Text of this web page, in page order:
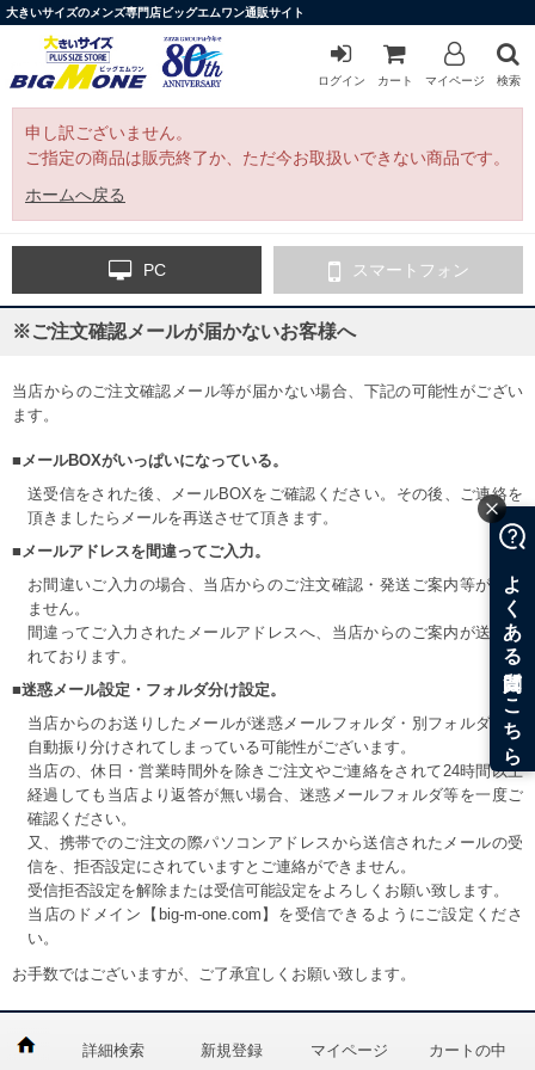
大きいサイズのメンズ専門店ビッグエムワン通販サイト
ログイン カート マイページ 検索
申し訳ございません。
ご指定の商品は販売終了か、ただ今お取扱いできない商品です。
ホームへ戻る
PC スマートフォン
※ご注文確認メールが届かないお客様へ
当店からのご注文確認メール等が届かない場合、下記の可能性がござい
ます。
■メールBOXがいっぱいになっている。
送受信をされた後、メールBOXをご確認ください。その後、ご連絡を
頂きましたらメールを再送させて頂きます。
■メールアドレスを間違ってご入力。
お間違いご入力の場合、当店からのご注文確認・発送ご案内等が届き
ません。
間違ってご入力されたメールアドレスへ、当店からのご案内が送信さ
れております。
■迷惑メール設定・フォルダ分け設定。
当店からのお送りしたメールが迷惑メールフォルダ・別フォルダ等へ
自動振り分けされてしまっている可能性がございます。
当店の、休日・営業時間外を除きご注文やご連絡をされて24時間以上
経過しても当店より返答が無い場合、迷惑メールフォルダ等を一度ご
確認ください。
又、携帯でのご注文の際パソコンアドレスから送信されたメールの受
信を、拒否設定にされていますとご連絡ができません。
受信拒否設定を解除または受信可能設定をよろしくお願い致します。
当店のドメイン【big-m-one.com】を受信できるようにご設定くださ
い。
お手数ではございますが、ご了承宜しくお願い致します。
詳細検索 新規登録 マイページ カートの中